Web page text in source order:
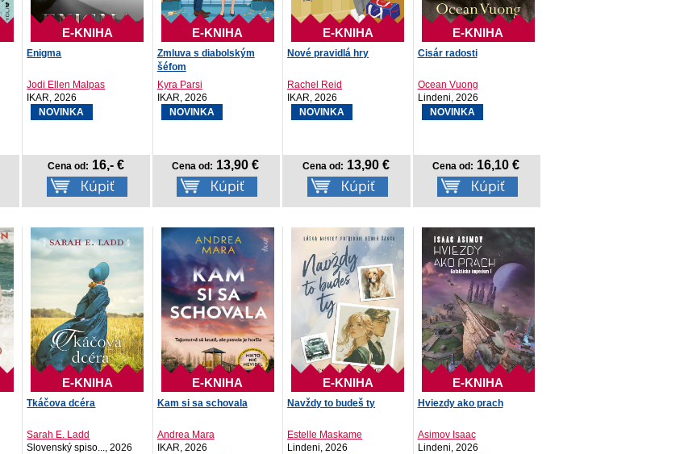
E-KNIHA
Enigma
Jodi Ellen Malpas
IKAR, 2026
NOVINKA
Cena od: 16,- €
E-KNIHA
Zmluva s diabolským
šéfom
Kyra Parsi
IKAR, 2026
NOVINKA
Cena od: 13,90 €
E-KNIHA
Nové pravidlá hry
Rachel Reid
IKAR, 2026
NOVINKA
Cena od: 13,90 €
E-KNIHA
Cisár radosti
Ocean Vuong
Lindeni, 2026
NOVINKA
Cena od: 16,10 €
E-KNIHA
Tkáčova dcéra
Sarah E. Ladd
Slovenský spiso..., 2026
E-KNIHA
Kam si sa schovala
Andrea Mara
IKAR, 2026
E-KNIHA
Navždy to budeš ty
Estelle Maskame
Lindeni, 2026
E-KNIHA
Hviezdy ako prach
Asimov Isaac
Lindeni, 2026